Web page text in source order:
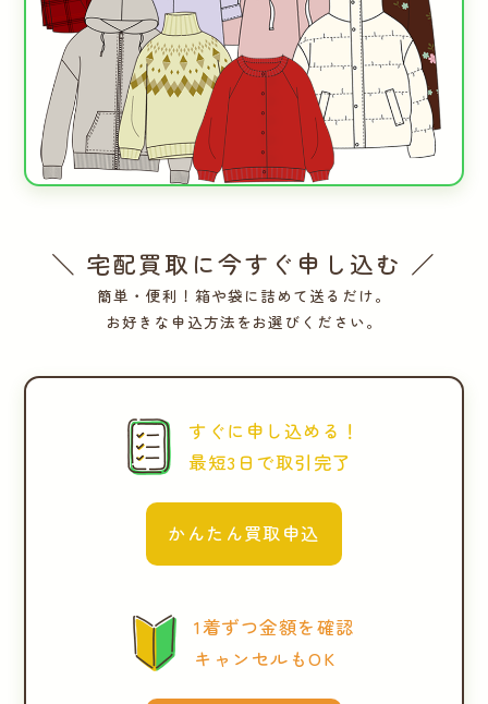
＼ 宅配買取に今すぐ申し込む ／
簡単・便利！箱や袋に詰めて送るだけ。
お好きな申込方法をお選びください。
すぐに申し込める！
最短3日で取引完了
かんたん買取申込
1着ずつ金額を確認
キャンセルもOK